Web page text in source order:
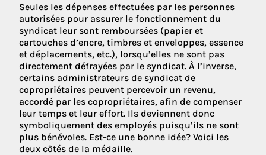
Seules les dépenses effectuées par les personnes
autorisées pour assurer le fonctionnement du
syndicat leur sont remboursées (papier et
cartouches d’encre, timbres et enveloppes, essence
et déplacements, etc.), lorsqu’elles ne sont pas
directement défrayées par le syndicat. À l’inverse,
certains administrateurs de syndicat de
copropriétaires peuvent percevoir un revenu,
accordé par les copropriétaires, afin de compenser
leur temps et leur effort. Ils deviennent donc
symboliquement des employés puisqu’ils ne sont
plus bénévoles. Est-ce une bonne idée? Voici les
deux côtés de la médaille.